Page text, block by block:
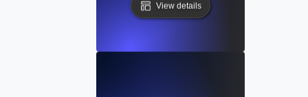
View details